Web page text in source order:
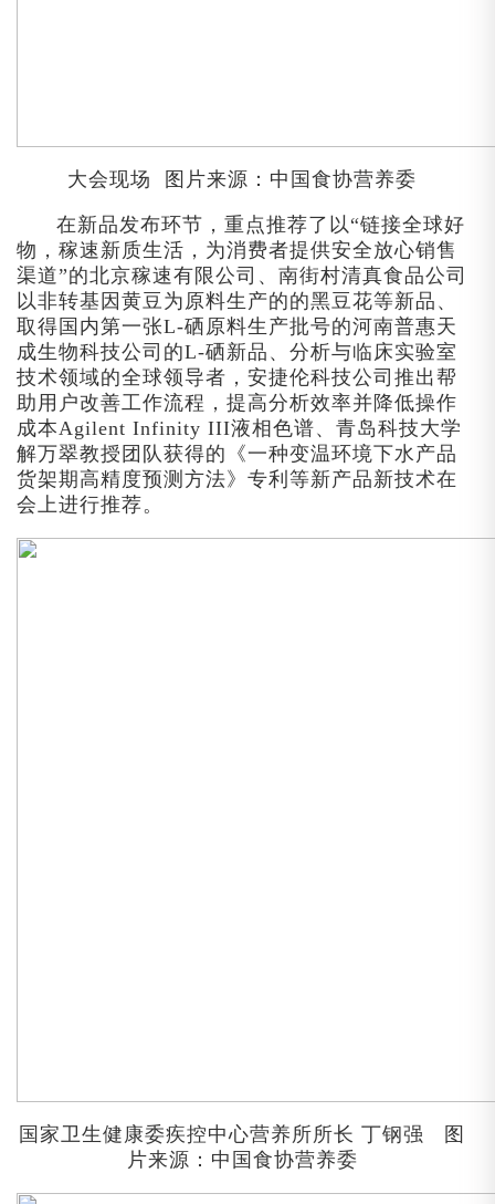
大会现场 图片来源：中国食协营养委
在新品发布环节，重点推荐了以“链接全球好
物，稼速新质生活，为消费者提供安全放心销售
渠道”的北京稼速有限公司、南街村清真食品公司
以非转基因黄豆为原料生产的的黑豆花等新品、
取得国内第一张L-硒原料生产批号的河南普惠天
成生物科技公司的L-硒新品、分析与临床实验室
技术领域的全球领导者，安捷伦科技公司推出帮
助用户改善工作流程，提高分析效率并降低操作
成本Agilent Infinity III液相色谱、青岛科技大学
解万翠教授团队获得的《一种变温环境下水产品
货架期高精度预测方法》专利等新产品新技术在
会上进行推荐。
国家卫生健康委疾控中心营养所所长 丁钢强
图
片来源：中国食协营养委